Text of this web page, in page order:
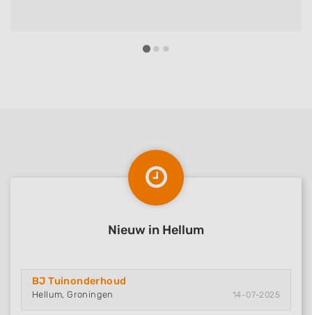
Nieuw in Hellum
BJ Tuinonderhoud
Hellum, Groningen 14-07-2025